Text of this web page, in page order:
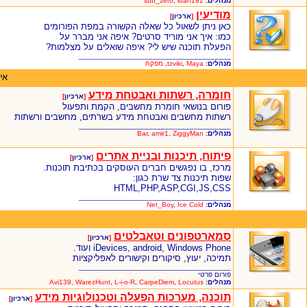
מודיעין [ארכיון]
כאן ניתן לשאול כל שאלה הקשורה במפת הפורומים
כמו: איך אני מוריד סרטים? איפה אני מברר על
הפעלת תוכנה שיש לי? איפה שואלים על מצלמות?
מנהלים:
tzviki Maya מפקח
חומרה, רשתות ואבטחת מידע [ארכיון]
פורום בנושאי חומרת מחשבים, הקמת ותפעול
רשתות מחשבים ואבטחת מידע בשרתים, מחשבים ורשתות
מנהלים:
Bar, amir1 ZiggyMan
פיתוח, תיכנות ובניית אתרים [ארכיון]
מרכז, בו נפגשים חברים העוסקים בכתיבת תוכנות.
שפות תיכנות צד שרת כגון:
HTML,PHP,ASP,CGI,JS,CSS
מנהלים:
Net_Boy, Ice Cold
סמארטפונים וטאבלטים [ארכיון]
iDevices, android, Windows Phone ועוד.
תמיכה, יעוץ, סיקורים וקישורים לאפליקציות
פורום פרטי
מנהלים:
Avi139 WarezHunt L-i-o-R CarpeDiem Locutus
תוכנה, מערכות הפעלה וטכנולוגיות מידע [ארכיון]